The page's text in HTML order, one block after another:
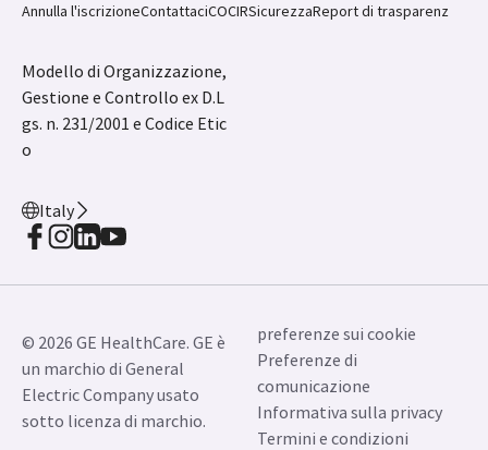
Annulla l'iscrizioneContattaciCOCIRSicurezzaReport di trasparenz
Modello di Organizzazione,
Gestione e Controllo ex D.L
gs. n. 231/2001 e Codice Etic
o
Italy
© 2026 GE HealthCare. GE è
un marchio di General
Electric Company usato
sotto licenza di marchio.
preferenze sui cookie
Preferenze di
comunicazione
Informativa sulla privacy
Termini e condizioni